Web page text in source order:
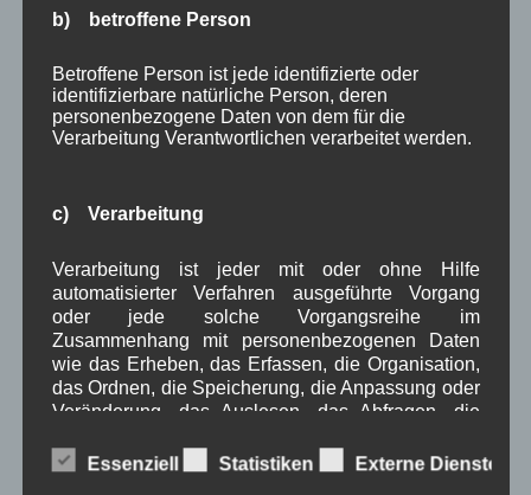
Mai 2021(5)
März 2021
Februar 2021(4)
Januar 2021(9)
Dezember 2020(7)
September 2020(5)
Juli 2020(6)
Juni 2020(7)
Mai 2020
April 2020(8)
März 2020(5)
Februar 2020(11)
Januar 2020(9)
November 2019(9)
b) betroffene Person
Betroffene Person ist jede identifizierte oder
identifizierbare natürliche Person, deren
personenbezogene Daten von dem für die
Verarbeitung Verantwortlichen verarbeitet werden.
c) Verarbeitung
Verarbeitung ist jeder mit oder ohne Hilfe
automatisierter Verfahren ausgeführte Vorgang
oder jede solche Vorgangsreihe im
Zusammenhang mit personenbezogenen Daten
wie das Erheben, das Erfassen, die Organisation,
das Ordnen, die Speicherung, die Anpassung oder
Veränderung, das Auslesen, das Abfragen, die
Verbreitung oder eine andere Form der
Essenziell Statistiken Externe Dienste